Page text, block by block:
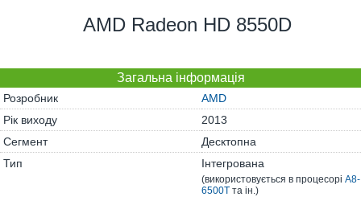
AMD Radeon HD 8550D
Загальна інформація
Розробник
AMD
Рік виходу
2013
Сегмент
Десктопна
Тип
Інтегрована
(використовується в процесорі A8-
6500T та ін.)